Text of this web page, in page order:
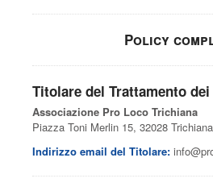
Policy
Titolare del Trattamento dei
Associazione Pro Loco Trichiana
Piazza Toni Merlin 15, 32028
Indirizzo email del Titolare: